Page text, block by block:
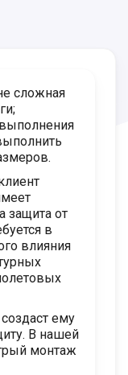
сложная
защита от
в
влияния
ему
В нашей
монтаж